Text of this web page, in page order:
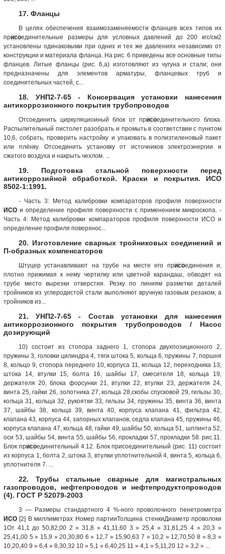
17. Фланцы
В целях обеспечения взаимозаменяемости фланцев всех типов их
присоединительные размеры для условных давлений до 200 кгс/см2
установлены одинаковыми при одних и тех же давлениях независимо от
конструкции и материала фланца. На рис. 6 приведены все основные типы
фланцев. Литые фланцы (рис. 6,а) изготовляют из чугуна и стали; они
предназначены для элементов арматуры, фланцевых труб и
соединительных частей, с...
18. УНП2-7-65 - Консервация установки нанесения
антикоррозионного покрытия трубопроводов
Отсоединить циркуляциоиный блок от присоединительного блока.
Распылительный пистолет разобрать и промыть в соответствии с пунктом
10,6, собрать, проверить настройку и упаковать в полиэтиленовый пакет
или плёнку. Отсоединить установку от источников электроэнергии и
сжатого воздуха и накрыть чехлом. ...
19. Подготовка стальной поверхности перед
антикоррозийной обработкой. Краски и покрытия. ИСО
8502-1:1991.
- Часть 3: Метод калибровки компараторов профиля поверхности
ИСО и определение профиля поверхности с применением микроскопа. -
Часть 4: Метод калибровки компараторов профиля поверхности ИСО и
определение профиля поверхнос...
20. Изготовление сварных тройниковых соединений и
П-образных компенсаторов
Штуцер устанавливают на трубе на месте его присоединения и,
плотно прижимая к нему чертилку или цветной карандаш, обводят на
трубе место вырезки отверстия. Резку по линиям разметки деталей
тройников из углеродистой стали выполняют вручную газовым резаком, а
тройников из...
21. УНП2-7-65 - Состав установки для нанесения
антикоррозионного покрытия трубопроводов / Насос
дозирующий
10) состоит из стопора заднего 1, стопора двухпозиционного 2,
пружины 3, головки цилиндра 4, тяги штока 5, кольца 6, пружины 7, поршня
8, кольцо 9, стопора переднего 10, корпуса 11, кольца 12, переходника 13,
штока 14, втулки 15, болта 16, шайбы 17, смесителя 18, кольца 19,
держателя 20, блока форсунки 21, втулки 22, втулки 23, держателя 24,
винта 25, гайки 26, золотника 27, кольца 28,скобы спусковой 29, гильзы 30,
кольца 31, кольца 32, рукоятки 33, гильзы 34, пружины 35, винта 36, винта
37, шайбы 38, кольца 39, винта 40, корпуса клапана 41, фильтра 42,
клапана 43, корпуса 44, запорных клапанов, седла клапана 45, пружины 46,
корпуса клапана 47, кольца 48, гайки 49, шайбы 50, кольца 51, шплинта 52,
оси 53, шайбы 54, винта 55, шайбы 56, прокладки 57, прокладки 58. рис.11.
Блок присоединительный 4.12. Блок присоединительный (рис. 11) состоит
из корпуса 1, болта 2, штока 3, втулки уплотнительной 4, винта 5, кольца 6,
уплотнителя 7. ...
22. Трубы стальные сварные для магистральных
газопроводов, нефтепроводов и нефтепродуктопроводов
(4). ГОСТ Р 52079-2003
3 — Размеры стандартного 4 %-ного проволочного пенетрометра
ИСО [2] В миллиметрах Номер партииТолщина стенкиДиаметр проволоки
1От 41,1 до 50,82,00 2 » 31,8 » 41,11,60 3 » 25,4 » 31,81,25 4 » 20,3 »
25,41,00 5 » 15,9 » 20,30,80 6 » 12,7 » 15,90,63 7 » 10,2 » 12,70,50 8 » 8,3 »
10,20,40 9 » 6,4 » 8,30,32 10 » 5,1 » 6,40,25 11 » 4,1 » 5,11,20 12 » 3,2 » ...